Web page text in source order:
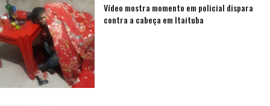
Vídeo mostra momento em policial dispara
contra a cabeça em Itaituba